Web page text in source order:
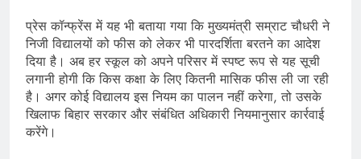
प्रेस कॉन्फ्रेंस में यह भी बताया गया कि मुख्यमंत्री सम्राट चौधरी ने
निजी विद्यालयों को फीस को लेकर भी पारदर्शिता बरतने का आदेश
दिया है। अब हर स्कूल को अपने परिसर में स्पष्ट रूप से यह सूची
लगानी होगी कि किस कक्षा के लिए कितनी मासिक फीस ली जा रही
है। अगर कोई विद्यालय इस नियम का पालन नहीं करेगा, तो उसके
खिलाफ बिहार सरकार और संबंधित अधिकारी नियमानुसार कार्रवाई
करेंगे।